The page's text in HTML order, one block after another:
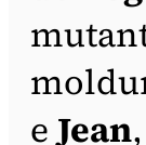
eJean